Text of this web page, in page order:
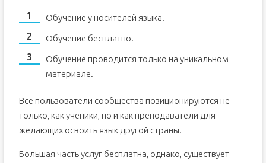
Обучение у носителей языка.
Обучение бесплатно.
Обучение проводится только на уникальном
материале.
Все пользователи сообщества позиционируются не
только, как ученики, но и как преподаватели для
желающих освоить язык другой страны.
Большая часть услуг бесплатна, однако, существует